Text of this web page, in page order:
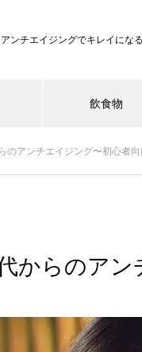
アンチエイジングでキレイにな
飲食物
のアンチエイジング〜初心者
からのア